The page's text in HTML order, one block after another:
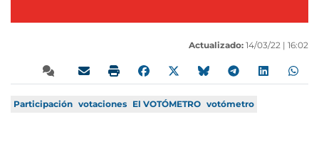
Actualizado: 14/03/22 | 16:02
Participación votaciones El VOTÓMETRO votómetro